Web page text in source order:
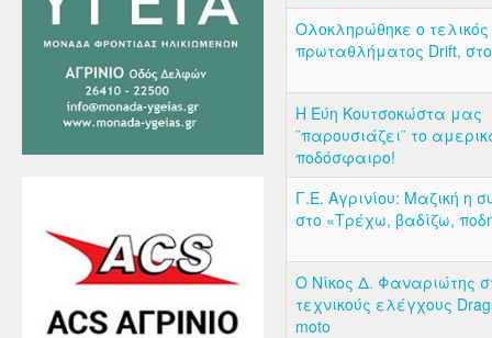
Ολοκληρώθηκε ο τελικός
πρωταθλήματος Drift, στο
Η Εύη Κουτσοκώστα μας
¨παρουσιάζει¨ το
ποδόσφαιρο!
Γ.Ε. Αγρινίου: Μαζική η
στο «Τρέχω, βαδίζω,
Ο Νίκος Δ. Φαναριώτης
τεχνικούς ελέγχους
moto